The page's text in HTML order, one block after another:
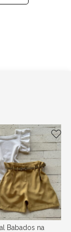
Babados na